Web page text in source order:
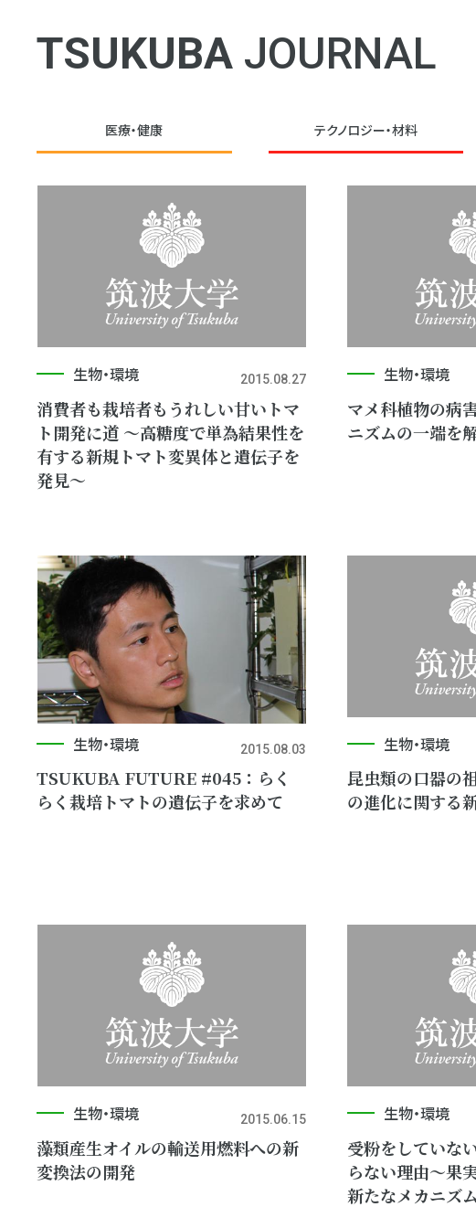
TSUKUBA JOURNAL
医療・健康 テクノロジー・材料
生物・環境 2015.08.27
消費者も栽培者もうれしい甘いトマ
ト開発に道 ～高糖度で単為結果性を
有する新規トマト変異体と遺伝子を
発見～
生物・環境
マメ科植物の病
ニズムの一端を
生物・環境 2015.08.03
TSUKUBA FUTURE #045：らく
らく栽培トマトの遺伝子を求めて
生物・環境
昆虫類の口器の
の進化に関する
生物・環境 2015.06.15
藻類産生オイルの輸送用燃料への新
変換法の開発
生物・環境
受粉をしていな
らない理由～果
新たなメカニズ